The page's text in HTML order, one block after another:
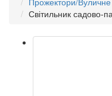
Світильник садово-